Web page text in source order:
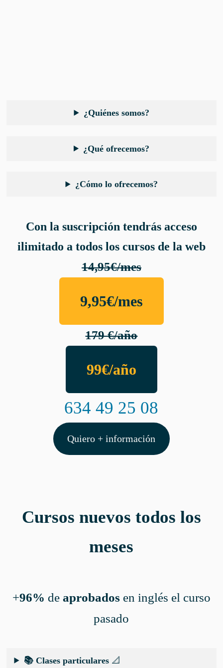
¿Quiénes somos?
¿Qué ofrecemos?
¿Cómo lo ofrecemos?
Con la suscripción tendrás acceso
ilimitado a todos los cursos de la web
14,95€/mes
9,95€/mes
179 €/año
99€/año
634 49 25 08
Quiero + información
Cursos nuevos todos los
meses
+96% de aprobados en inglés el curso
pasado
📚 Clases particulares 📐